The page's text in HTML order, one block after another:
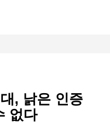
, 낡은 인증
없다